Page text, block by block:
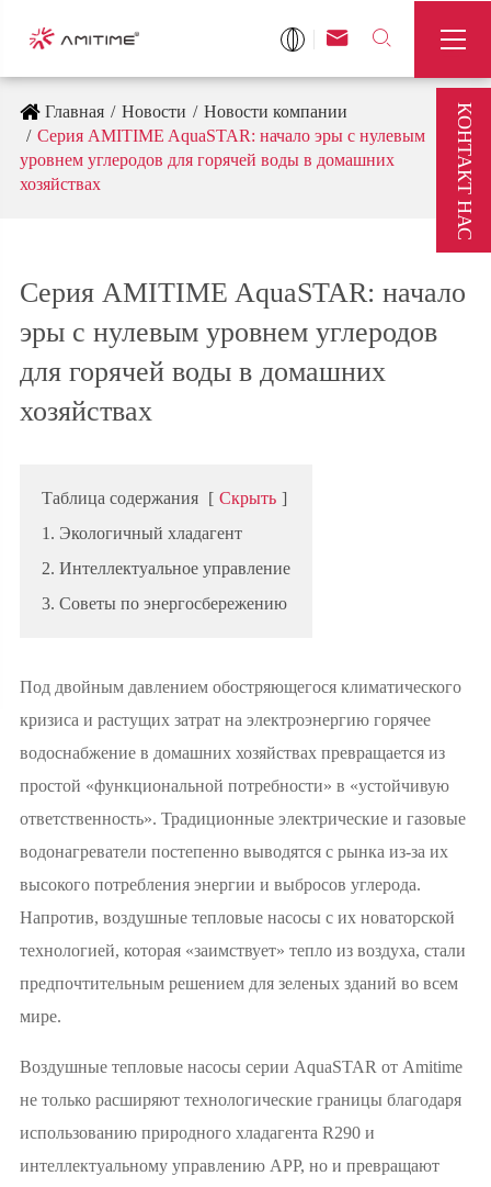
 

Главная Новости
Новости компании
Серия AMITIME AquaSTAR: начало эры с нулевым
уровнем углеродов для горячей воды в домашних
хозяйствах
Серия AMITIME AquaSTAR: начало
эры с нулевым уровнем углеродов
для горячей воды в домашних
хозяйствах
Таблица содержания [ Скрыть ]
1. Экологичный хладагент
2. Интеллектуальное управление
3. Советы по энергосбережению
Под двойным давлением обостряющегося климатического
кризиса и растущих затрат на электроэнергию горячее
водоснабжение в домашних хозяйствах превращается из
простой «функциональной потребности» в «устойчивую
ответственность». Традиционные электрические и газовые
водонагреватели постепенно выводятся с рынка из-за их
высокого потребления энергии и выбросов углерода.
Напротив, воздушные тепловые насосы с их новаторской
технологией, которая «заимствует» тепло из воздуха, стали
предпочтительным решением для зеленых зданий во всем
мире.
Воздушные тепловые насосы серии AquaSTAR от Amitime
не только расширяют технологические границы благодаря
использованию природного хладагента R290 и
интеллектуальному управлению APP, но и превращают
КОНТАКТ НАС